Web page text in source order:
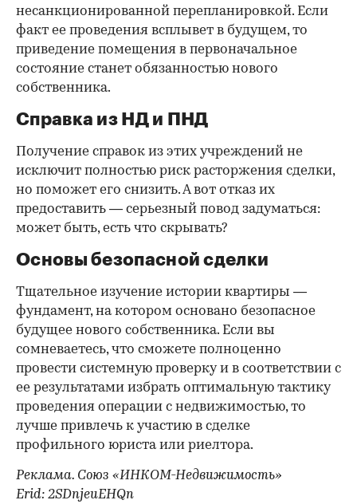
несанкционированной перепланировкой. Если
факт ее проведения всплывет в будущем, то
приведение помещения в первоначальное
состояние станет обязанностью нового
собственника.
Справка из НД и ПНД
Получение справок из этих учреждений не
исключит полностью риск расторжения сделки,
но поможет его снизить. А вот отказ их
предоставить — серьезный повод задуматься:
может быть, есть что скрывать?
Основы безопасной сделки
Тщательное изучение истории квартиры —
фундамент, на котором основано безопасное
будущее нового собственника. Если вы
сомневаетесь, что сможете полноценно
провести системную проверку и в соответствии с
ее результатами избрать оптимальную тактику
проведения операции с недвижимостью, то
лучше привлечь к участию в сделке
профильного юриста или риелтора.
Реклама. Союз «ИНКОМ-Недвижимость»
Erid: 2SDnjeuEHQn